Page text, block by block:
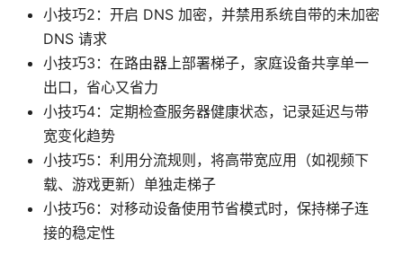
小技巧2：开启 DNS 加密，并禁用系统自带的未加密
DNS 请求
小技巧3：在路由器上部署梯子，家庭设备共享单一
出口，省心又省力
小技巧4：定期检查服务器健康状态，记录延迟与带
宽变化趋势
小技巧5：利用分流规则，将高带宽应用（如视频下
载、游戏更新）单独走梯子
小技巧6：对移动设备使用节省模式时，保持梯子连
接的稳定性